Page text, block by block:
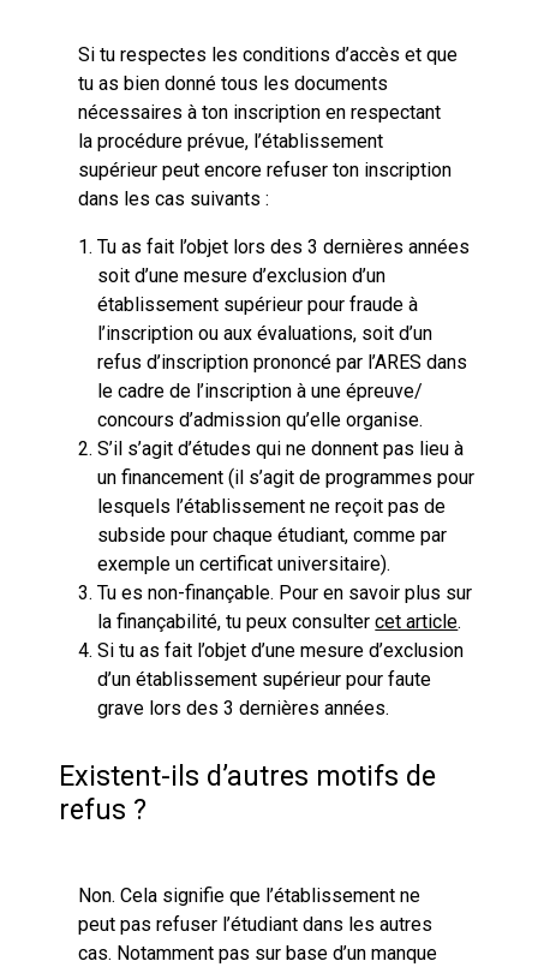
Si tu respectes les conditions d’accès et que
tu as bien donné tous les documents
nécessaires à ton inscription en respectant
la procédure prévue, l’établissement
supérieur peut encore refuser ton inscription
dans les cas suivants :
Tu as fait l’objet lors des 3 dernières années
soit d’une mesure d’exclusion d’un
établissement supérieur pour fraude à
l’inscription ou aux évaluations, soit d’un
refus d’inscription prononcé par l’ARES dans
le cadre de l’inscription à une épreuve/
concours d’admission qu’elle organise.
S’il s’agit d’études qui ne donnent pas lieu à
un financement (il s’agit de programmes pour
lesquels l’établissement ne reçoit pas de
subside pour chaque étudiant, comme par
exemple un certificat universitaire).
Tu es non-finançable. Pour en savoir plus sur
la finançabilité, tu peux consultercet article.
Si tu as fait l’objet d’une mesure d’exclusion
d’un établissement supérieur pour faute
grave lors des 3 dernières années.
Existent-ils d’autres motifs de
refus ?
Non. Cela signifie que l’établissement ne
peut pas refuser l’étudiant dans les autres
cas. Notamment pas sur base d’un manque